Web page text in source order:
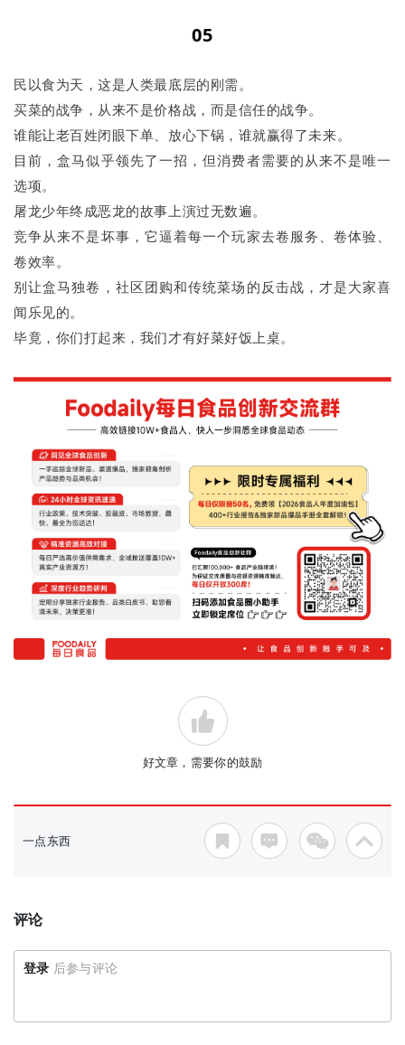
05
民以食为天，这是人类最底层的刚需。
买菜的战争，从来不是价格战，而是信任的战争。
谁能让老百姓闭眼下单、放心下锅，谁就赢得了未来。
目前，盒马似乎领先了一招，但消费者需要的从来不是唯一
选项。
屠龙少年终成恶龙的故事上演过无数遍。
竞争从来不是坏事，它逼着每一个玩家去卷服务、卷体验、
卷效率。
别让盒马独卷，社区团购和传统菜场的反击战，才是大家喜
闻乐见的。
毕竟，你们打起来，我们才有好菜好饭上桌。
好文章，需要你的鼓励
一点东西
评论
登录 后参与评论